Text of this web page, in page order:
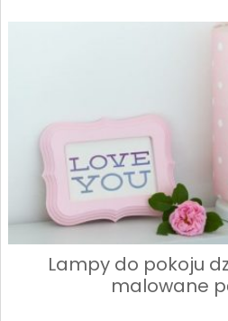
Lampy do pokoju
malowane